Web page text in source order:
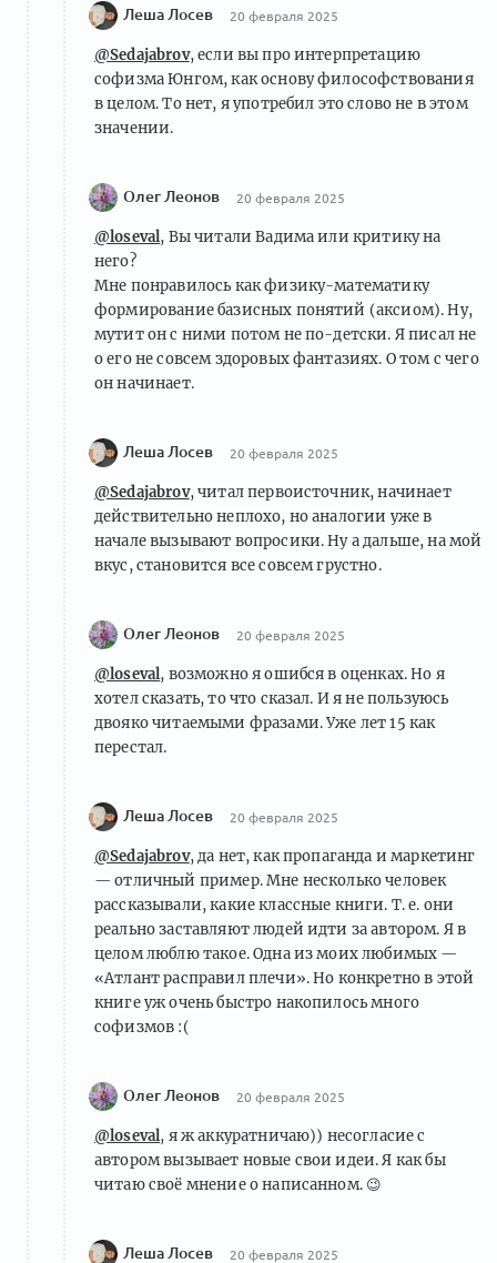
1 комментарийЛеша Лосев 20 февраля 2025
@Sedajabrov, если вы про интерпретацию
софизма Юнгом, как основу философствования
в целом. То нет, я употребил это слово не в этом
значении.
Олег Леонов 20 февраля 2025
@loseval, Вы читали Вадима или критику на
него?
Мне понравилось как физику-математику
формирование базисных понятий (аксиом). Ну,
мутит он с ними потом не по-детски. Я писал не
о его не совсем здоровых фантазиях. О том с чего
он начинает.
Леша Лосев 20 февраля 2025
@Sedajabrov, читал первоисточник, начинает
действительно неплохо, но аналогии уже в
начале вызывают вопросики. Ну а дальше, на мой
вкус, становится все совсем грустно.
Олег Леонов 20 февраля 2025
@loseval, возможно я ошибся в оценках. Но я
хотел сказать, то что сказал. И я не пользуюсь
двояко читаемыми фразами. Уже лет 15 как
перестал.
Леша Лосев 20 февраля 2025
@Sedajabrov, да нет, как пропаганда и маркетинг
— отличный пример. Мне несколько человек
рассказывали, какие классные книги. Т. е. они
реально заставляют людей идти за автором. Я в
целом люблю такое. Одна из моих любимых —
«Атлант расправил плечи». Но конкретно в этой
книге уж очень быстро накопилось много
софизмов :(
Олег Леонов 20 февраля 2025
@loseval, я ж аккуратничаю)) несогласие с
автором вызывает новые свои идеи. Я как бы
читаю своё мнение о написанном. 😉
Леша Лосев 20 февраля 2025